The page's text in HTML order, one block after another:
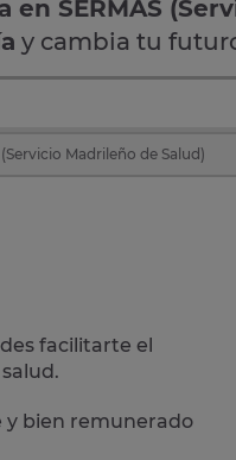
en SERMAS
y cambia tu
Madrileño de Salud)
facilitarte el
.
y bien remunerado